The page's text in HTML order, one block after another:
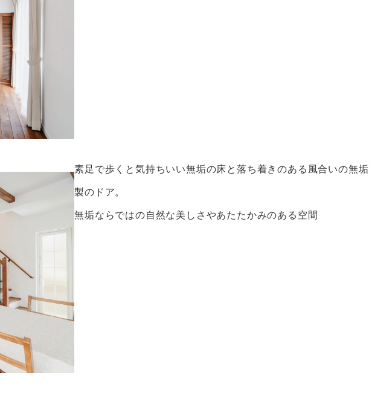
素足で歩くと気持ちいい無垢の床と落ち着きのある風合いの無垢
製のドア。
無垢ならではの自然な美しさやあたたかみのある空間